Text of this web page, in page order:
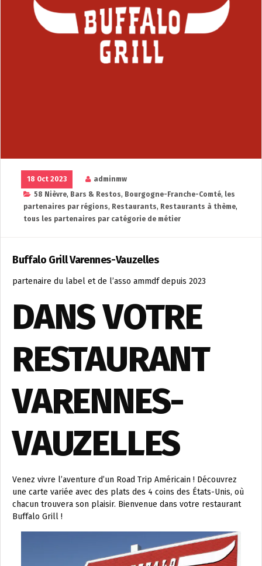
18 Oct 2023
adminmw
58 Nièvre, Bars & Restos, Bourgogne-Franche-Comté, les
partenaires par régions, Restaurants, Restaurants à thème,
tous les partenaires par catégorie de métier
Buffalo Grill Varennes-Vauzelles
partenaire du label et de l’asso ammdf depuis 2023
DANS VOTRE
RESTAURANT
VARENNES-
VAUZELLES
Venez vivre l’aventure d’un Road Trip Américain ! Découvrez
une carte variée avec des plats des 4 coins des États-Unis, où
chacun trouvera son plaisir. Bienvenue dans votre restaurant
Buffalo Grill !